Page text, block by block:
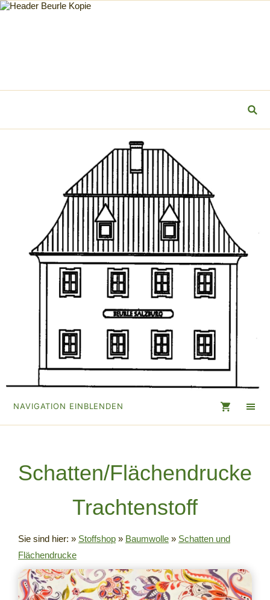
NAVIGATION EINBLENDEN
Schatten/Flächendrucke
Trachtenstoff
Sie sind hier: » Stoffshop » Baumwolle » Schatten und
Flächendrucke